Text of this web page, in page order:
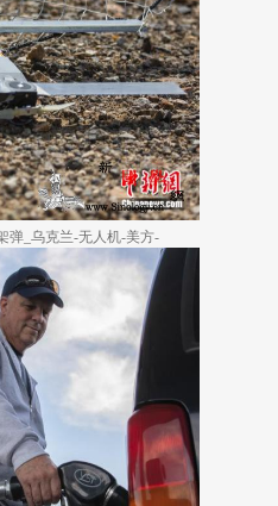
弹_乌克兰-无人机-美方-